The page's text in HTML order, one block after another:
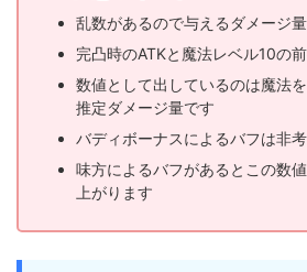
乱数があるので与えるダメージ
完凸時のATKと魔法レベル10の
数値として出しているのは魔法
推定ダメージ量です
バディボーナスによるバフは非
味方によるバフがあるとこの数
上がります